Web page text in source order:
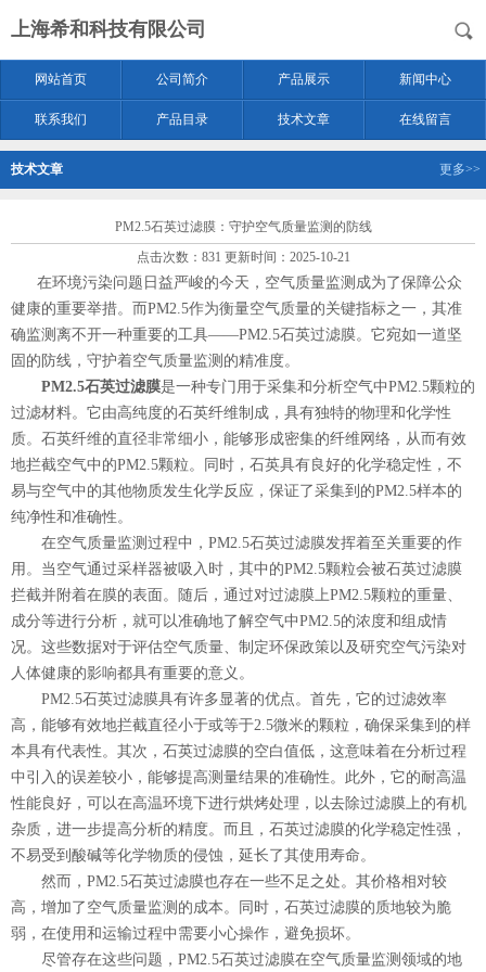
上海希和科技有限公司
网站首页 公司简介 产品展示 新闻中心
联系我们 产品目录 技术文章 在线留言
技术文章 更多>>
PM2.5石英过滤膜：守护空气质量监测的防线
点击次数：831 更新时间：2025-10-21
在环境污染问题日益严峻的今天，空气质量监测成为了保障公众
健康的重要举措。而PM2.5作为衡量空气质量的关键指标之一，其准
确监测离不开一种重要的工具——PM2.5石英过滤膜。它宛如一道坚
固的防线，守护着空气质量监测的精准度。
PM2.5石英过滤膜是一种专门用于采集和分析空气中PM2.5颗粒的
过滤材料。它由高纯度的石英纤维制成，具有独特的物理和化学性
质。石英纤维的直径非常细小，能够形成密集的纤维网络，从而有效
地拦截空气中的PM2.5颗粒。同时，石英具有良好的化学稳定性，不
易与空气中的其他物质发生化学反应，保证了采集到的PM2.5样本的
纯净性和准确性。
在空气质量监测过程中，PM2.5石英过滤膜发挥着至关重要的作
用。当空气通过采样器被吸入时，其中的PM2.5颗粒会被石英过滤膜
拦截并附着在膜的表面。随后，通过对过滤膜上PM2.5颗粒的重量、
成分等进行分析，就可以准确地了解空气中PM2.5的浓度和组成情
况。这些数据对于评估空气质量、制定环保政策以及研究空气污染对
人体健康的影响都具有重要的意义。
PM2.5石英过滤膜具有许多显著的优点。首先，它的过滤效率
高，能够有效地拦截直径小于或等于2.5微米的颗粒，确保采集到的样
本具有代表性。其次，石英过滤膜的空白值低，这意味着在分析过程
中引入的误差较小，能够提高测量结果的准确性。此外，它的耐高温
性能良好，可以在高温环境下进行烘烤处理，以去除过滤膜上的有机
杂质，进一步提高分析的精度。而且，石英过滤膜的化学稳定性强，
不易受到酸碱等化学物质的侵蚀，延长了其使用寿命。
然而，PM2.5石英过滤膜也存在一些不足之处。其价格相对较
高，增加了空气质量监测的成本。同时，石英过滤膜的质地较为脆
弱，在使用和运输过程中需要小心操作，避免损坏。
尽管存在这些问题，PM2.5石英过滤膜在空气质量监测领域的地